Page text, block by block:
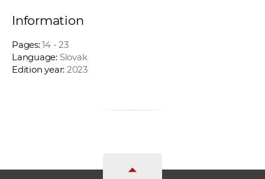
Information
Pages:14 - 23
Language:Slovak
Edition year: 2023